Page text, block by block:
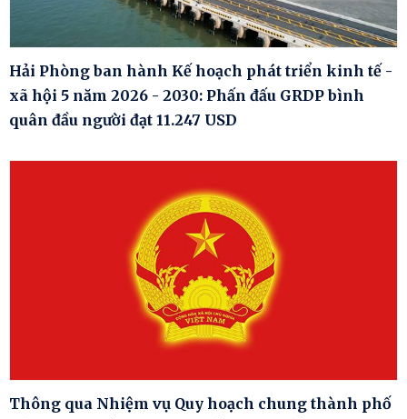
Hải Phòng ban hành Kế hoạch phát triển kinh tế -
xã hội 5 năm 2026 - 2030: Phấn đấu GRDP bình
quân đầu người đạt 11.247 USD
Thông qua Nhiệm vụ Quy hoạch chung thành phố